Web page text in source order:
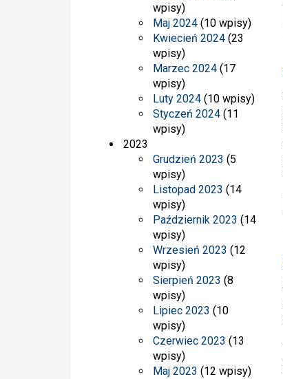
wpisy)
Maj 2024 (10 wpisy)
Kwiecień 2024 (23
wpisy)
Marzec 2024 (17
wpisy)
Luty 2024 (10 wpisy)
Styczeń 2024 (11
wpisy)
2023
Grudzień 2023 (5
wpisy)
Listopad 2023 (14
wpisy)
Październik 2023 (14
wpisy)
Wrzesień 2023 (12
wpisy)
Sierpień 2023 (8
wpisy)
Lipiec 2023 (10
wpisy)
Czerwiec 2023 (13
wpisy)
Maj 2023 (12 wpisy)